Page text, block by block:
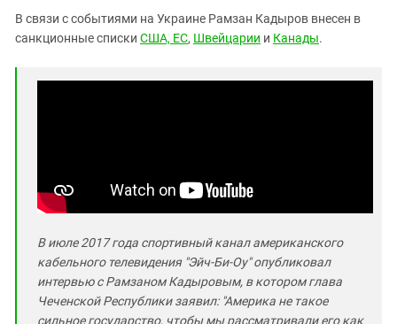
В связи с событиями на Украине Рамзан Кадыров внесен в
санкционные списки США, ЕС, Швейцарии и Канады.
В июле 2017 года спортивный канал американского
кабельного телевидения "Эйч-Би-Оу" опубликовал
интервью с Рамзаном Кадыровым, в котором глава
Чеченской Республики заявил: "Америка не такое
сильное государство, чтобы мы рассматривали его как